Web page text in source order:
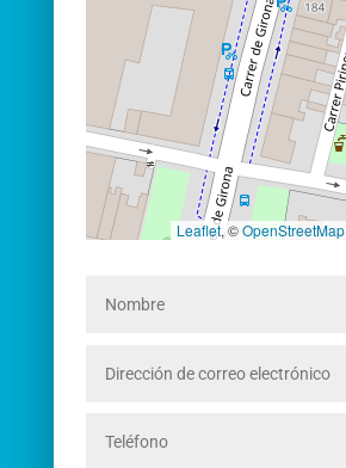
Leaflet, ©OpenStreetMap